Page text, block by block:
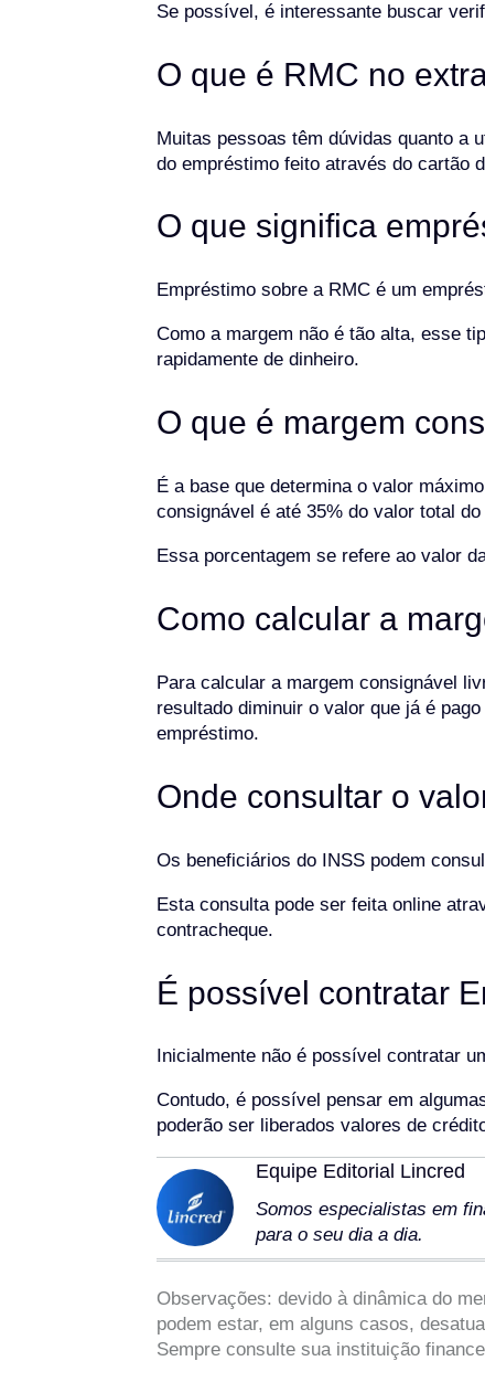
Se possível, é interessante buscar
O que é RMC no
Muitas pessoas têm dúvidas quanto a
do empréstimo feito através do cartão
O que significa
Empréstimo sobre a RMC é um
Como a margem não é tão alta, esse
rapidamente de dinheiro.
O que é margem
É a base que determina o valor
consignável é até 35% do valor total
Essa porcentagem se refere ao valor
Como calcular a
Para calcular a margem consignável
resultado diminuir o valor que já é
empréstimo.
Onde consultar o
Os beneficiários do INSS podem
Esta consulta pode ser feita online
contracheque.
É possível contratar
Inicialmente não é possível contratar
Contudo, é possível pensar em
poderão ser liberados valores de
Equipe Editorial Lincred
Somos especialistas em
para o seu dia a dia.
Observações: devido à dinâmica do
podem estar, em alguns casos,
Sempre consulte sua instituição